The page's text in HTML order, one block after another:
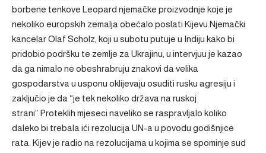
borbene tenkove Leopard njemačke proizvodnje koje je
nekoliko europskih zemalja obećalo poslati Kijevu.Njemački
kancelar Olaf Scholz, koji u subotu putuje u Indiju kako bi
pridobio podršku te zemlje za Ukrajinu, u intervjuu je kazao
da ga nimalo ne obeshrabruju znakovi da velika
gospodarstva u usponu oklijevaju osuditi rusku agresiju i
zaključio je da “je tek nekoliko država na ruskoj
strani”.Proteklih mjeseci naveliko se raspravljalo koliko
daleko bi trebala ići rezolucija UN-a u povodu godišnjice
rata. Kijev je radio na rezolucijama u kojima se spominje sud